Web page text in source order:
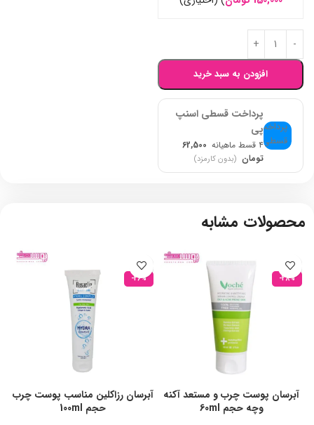
افزودن به سبد خرید
پرداخت قسطی اسنپ
پی
۴ قسط ماهیانه
62,500
تومان (بدون کارمزد)
محصولات مشابه
-28%
آبرسان پوست چرب و مستعد آکنه
وچه حجم 60ml
-26%
آبرسان رزاکلین مناسب پوست چرب
حجم 100ml